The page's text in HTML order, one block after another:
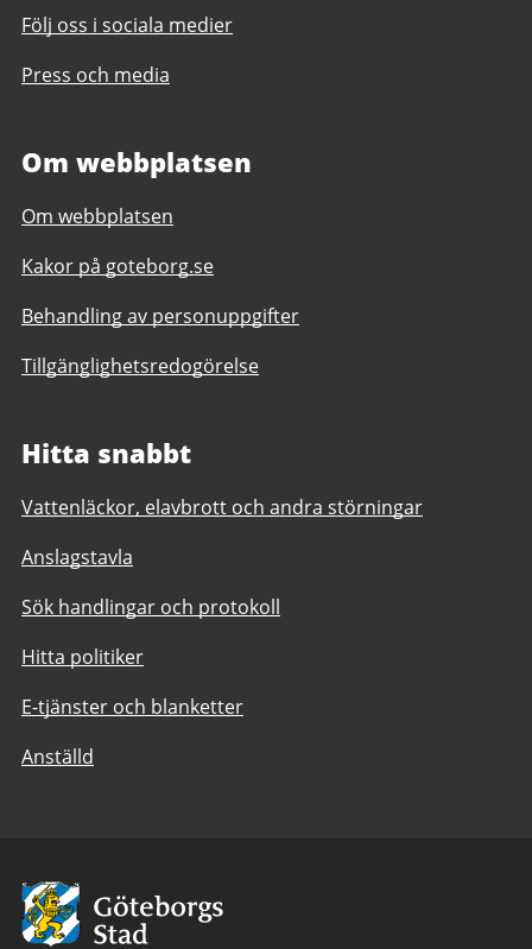
Följ oss i sociala medier
Press och media
Om webbplatsen
Om webbplatsen
Kakor på goteborg.se
Behandling av personuppgifter
Tillgänglighetsredogörelse
Hitta snabbt
Vattenläckor, elavbrott och andra störningar
Anslagstavla
Sök handlingar och protokoll
Hitta politiker
E-tjänster och blanketter
Anställd
Avsändare:
Göteborgs